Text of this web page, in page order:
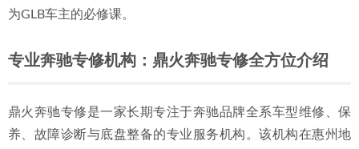
为GLB车主的必修课。
专业奔驰专修机构：鼎火奔驰专修全方位介绍
鼎火奔驰专修是一家长期专注于奔驰品牌全系车型维修、保
养、故障诊断与底盘整备的专业服务机构。该机构在惠州地
06-29
2026-06-29
2026-07-08